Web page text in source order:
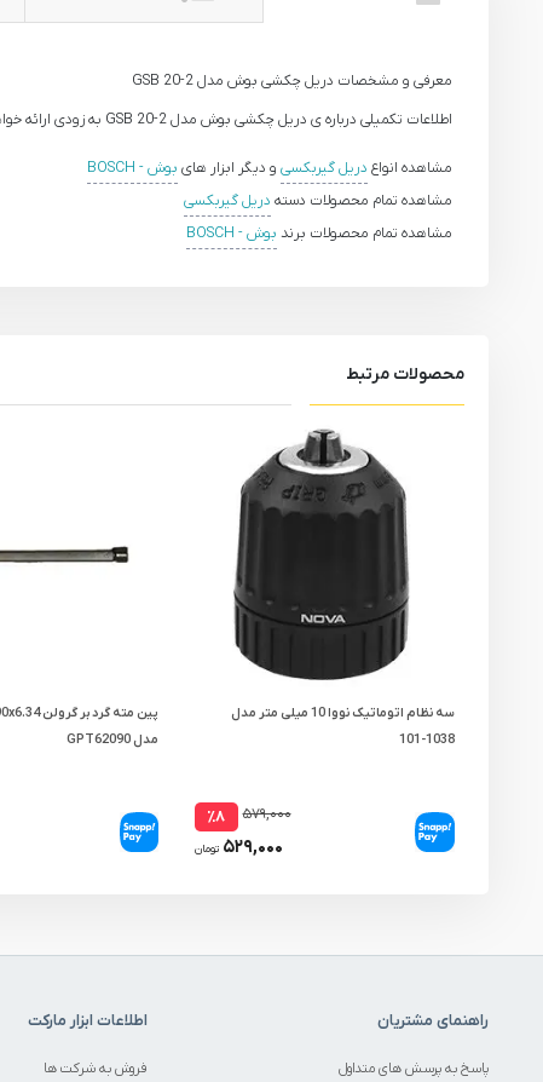
معرفی و مشخصات دریل چکشی بوش مدل GSB 20-2
اطلاعات تکمیلی درباره ی دریل چکشی بوش مدل GSB 20-2 به زودی ارائه خواهد شد.
مشاهده انواع دریل گیربکسی و دیگر ابزار های بوش - BOSCH
مشاهده تمام محصولات دسته دریل گیربکسی
مشاهده تمام محصولات برند بوش - BOSCH
محصولات مرتبط
سه نظام اتوماتیک نووا 10 میلی متر مدل
1038-101
۵۷۹,۰۰۰ ٪۸
۵۲۹,۰۰۰ تومان
مدل GPT62090
راهنمای مشتریان
پاسخ به پرسش های متداول
اطلاعات ابزار مارکت
فروش به شرکت ها